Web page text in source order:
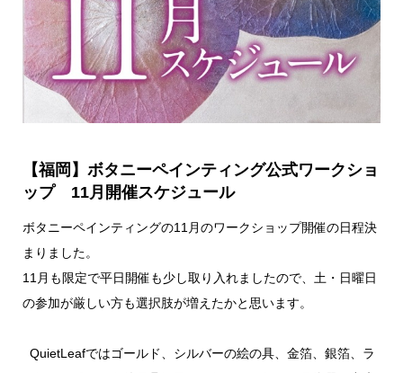
【福岡】ボタニーペインティング公式ワークショ
ップ 11月開催スケジュール
ボタニーペインティングの11月のワークショップ開催の日程決
まりました。
11月も限定で平日開催も少し取り入れましたので、土・日曜日
の参加が厳しい方も選択肢が増えたかと思います。
QuietLeafではゴールド、シルバーの絵の具、金箔、銀箔、ラ